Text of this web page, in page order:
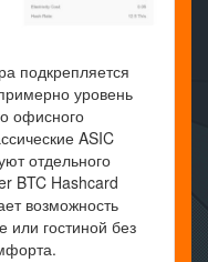
подкрепляется
уровень
офисного
ASIC
отдельного
BTC Hashcard
возможность
или гостиной без